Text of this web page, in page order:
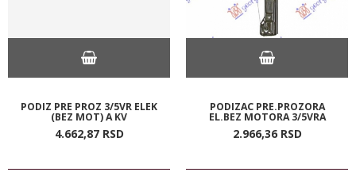
PODIZ PRE PROZ 3/5VR ELEK
(BEZ MOT) A KV
4.662,87 RSD
PODIZAC PRE.PROZORA
EL.BEZ MOTORA 3/5VRA
2.966,36 RSD